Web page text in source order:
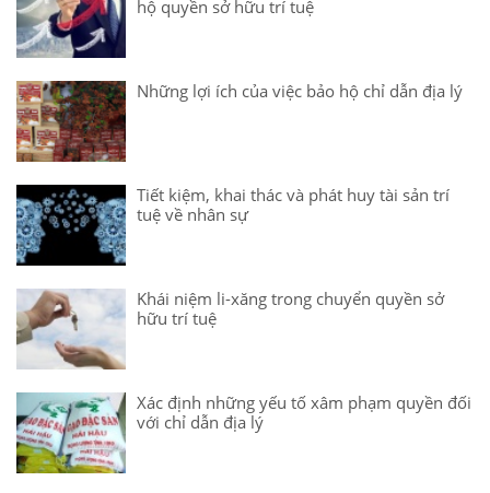
hộ quyền sở hữu trí tuệ
Những lợi ích của việc bảo hộ chỉ dẫn địa lý
Tiết kiệm, khai thác và phát huy tài sản trí
tuệ về nhân sự
Khái niệm li-xăng trong chuyển quyền sở
hữu trí tuệ
Xác định những yếu tố xâm phạm quyền đối
với chỉ dẫn địa lý